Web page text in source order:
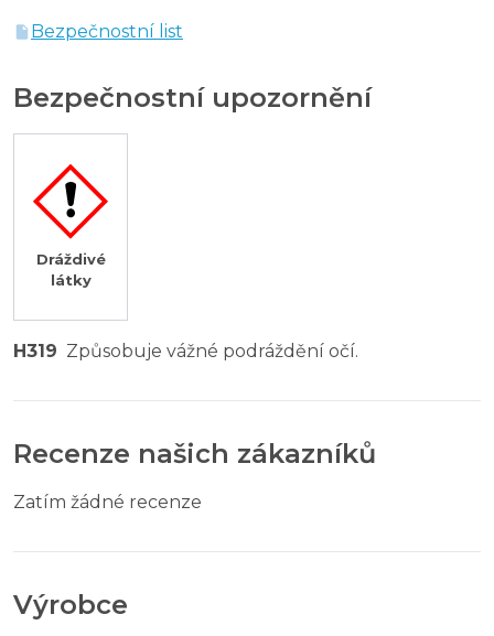
Bezpečnostní list
Bezpečnostní upozornění
Dráždivé
látky
H319 Způsobuje vážné podráždění očí.
Recenze našich zákazníků
Zatím žádné recenze
Výrobce